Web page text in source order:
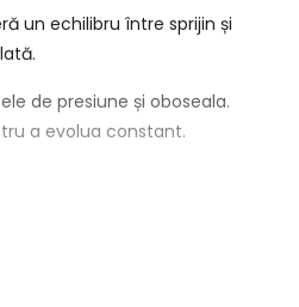
un echilibru între sprijin și
de presiune și oboseala.
a evolua constant.
exterioara ofera tensiune